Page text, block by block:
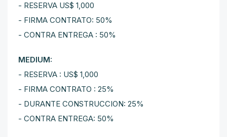
- RESERVA US$ 1,000
- FIRMA CONTRATO: 50%
- CONTRA ENTREGA : 50%
MEDIUM:
- RESERVA : US$ 1,000
- FIRMA CONTRATO : 25%
- DURANTE CONSTRUCCION: 25%
- CONTRA ENTREGA: 50%